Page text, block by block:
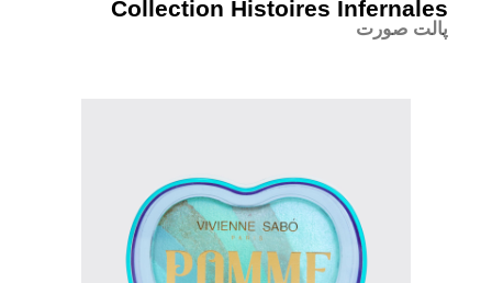
Collection Histoires Infernales
پالت صورت